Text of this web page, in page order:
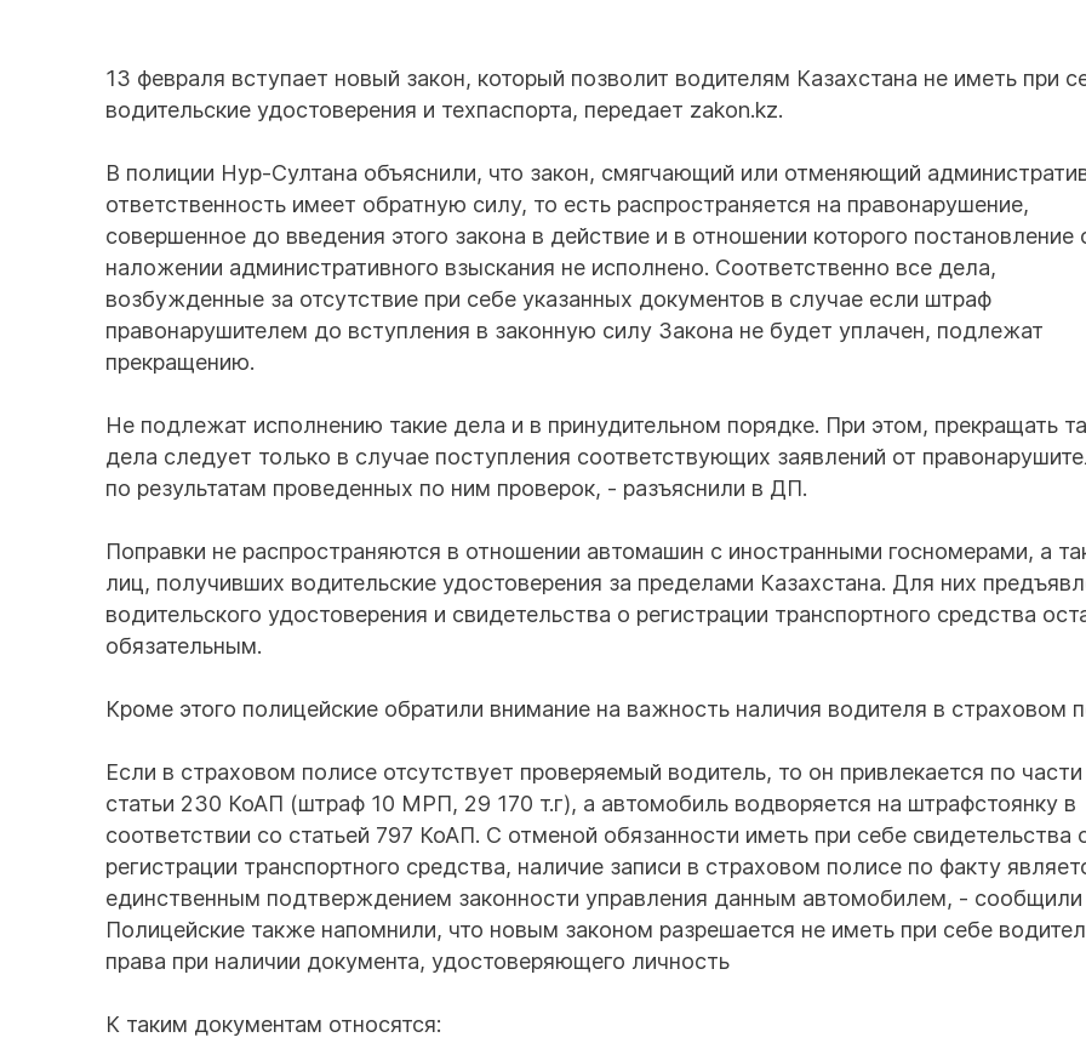
13 февраля вступает новый закон, который позволит водителям Казахстана не иметь при
водительские удостоверения и техпаспорта, передает zakon.kz.
В полиции Нур-Султана объяснили, что закон, смягчающий или отменяющий
ответственность имеет обратную силу, то есть распространяется на правонарушение,
совершенное до введения этого закона в действие и в отношении которого постановление
наложении административного взыскания не исполнено. Соответственно все дела,
возбужденные за отсутствие при себе указанных документов в случае если штраф
правонарушителем до вступления в законную силу Закона не будет уплачен, подлежат
прекращению.
Не подлежат исполнению такие дела и в принудительном порядке. При этом, прекращать
дела следует только в случае поступления соответствующих заявлений от
по результатам проведенных по ним проверок, - разъяснили в ДП.
Поправки не распространяются в отношении автомашин с иностранными госномерами, а
лиц, получивших водительские удостоверения за пределами Казахстана. Для них
водительского удостоверения и свидетельства о регистрации транспортного средства
обязательным.
Кроме этого полицейские обратили внимание на важность наличия водителя в страховом
Если в страховом полисе отсутствует проверяемый водитель, то он привлекается по
статьи 230 КоАП (штраф 10 МРП, 29 170 т.г), а автомобиль водворяется на штрафстоянку в
соответствии со статьей 797 КоАП. С отменой обязанности иметь при себе свидетельства
регистрации транспортного средства, наличие записи в страховом полисе по факту
единственным подтверждением законности управления данным автомобилем, -
Полицейские также напомнили, что новым законом разрешается не иметь при себе
права при наличии документа, удостоверяющего личность
К таким документам относятся: